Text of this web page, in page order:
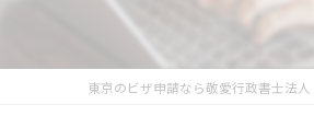
東京のビザ申請なら敬愛行政書士法人